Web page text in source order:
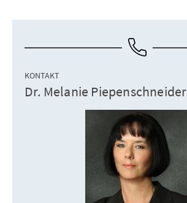
KONTAKT
Dr. Melanie Piepenschneider